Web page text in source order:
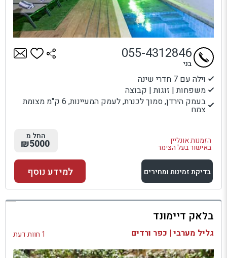
וילה עם 7 חדרי שינה
משפחות | זוגות | קבוצה
בעמק הירדן, סמוך לכנרת, לעמק המעיינות, 6 ק"מ מצומת
צמח
הזמנות אונליין
באישור בעל הצימר
055-4312846
בני
החל מ
₪5000
בדיקת זמינות ומחירים
למתחם זה
בדיקת זמינות ומחירים
למידע נוסף
בלאק דיימונד
גליל מערבי | כפר ורדים 1 חוות דעת